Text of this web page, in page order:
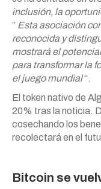
inclusión, la
” Esta asociación
reconocida y
mostrará el
para transformar la
el juego mundial“.
El token nativo de
20% tras la noticia.
cosechando los
recolectará en el
Bitcoin se